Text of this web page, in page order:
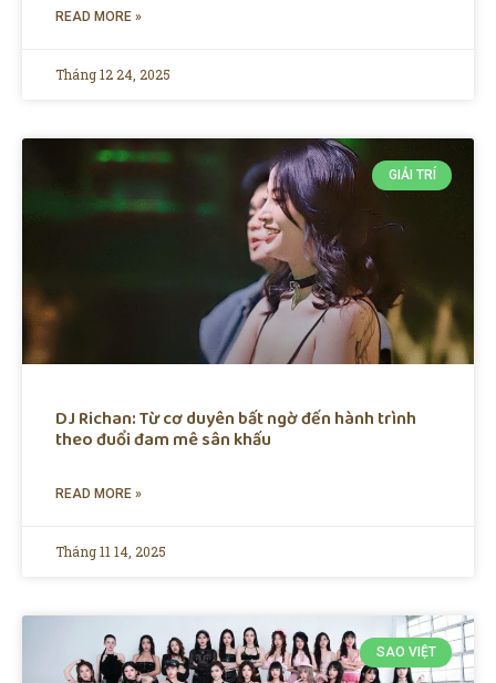
READ MORE »
Tháng 12 24, 2025
GIẢI TRÍ
DJ Richan: Từ cơ duyên bất ngờ đến hành trình
theo đuổi đam mê sân khấu
READ MORE »
Tháng 11 14, 2025
SAO VIỆT